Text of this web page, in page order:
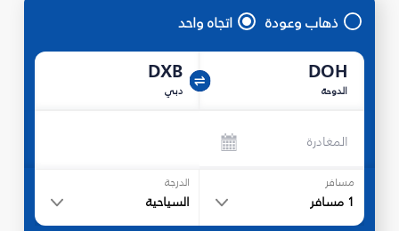
ذهاب وعودة اتجاه واحد
DOH
الدوحة
DXB
دبي
المغادرة
مسافر
1 مسافر
الدرجة
السياحية